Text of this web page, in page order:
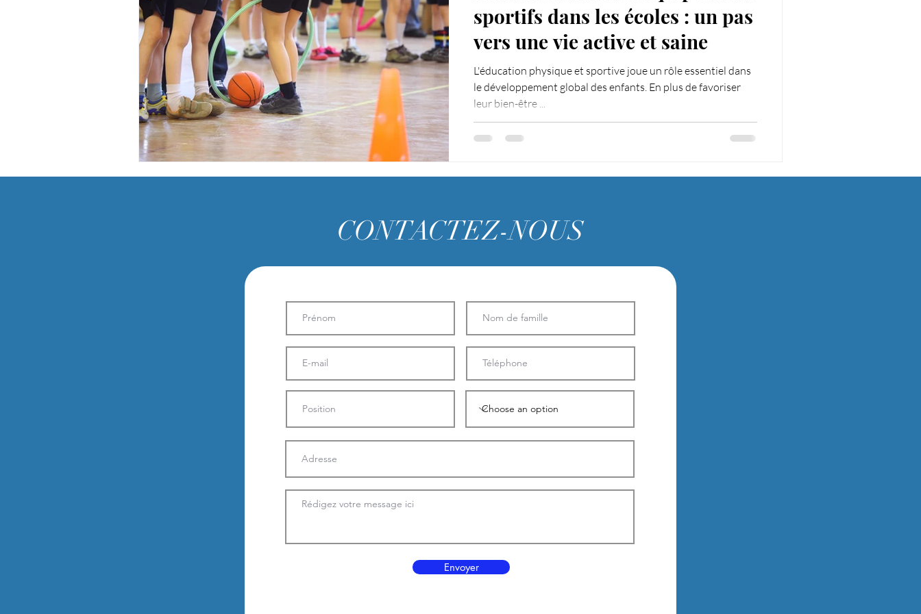
sportifs dans les écoles : un pas
vers une vie active et saine
L'éducation physique et sportive joue un rôle essentiel dans
le développement global des enfants. En plus de favoriser
leur bien-être ...
CONTACTEZ-NOUS
Envoyer